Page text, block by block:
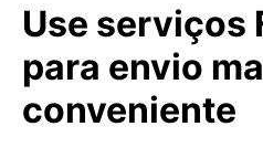
Use serviços
para envio
conveniente